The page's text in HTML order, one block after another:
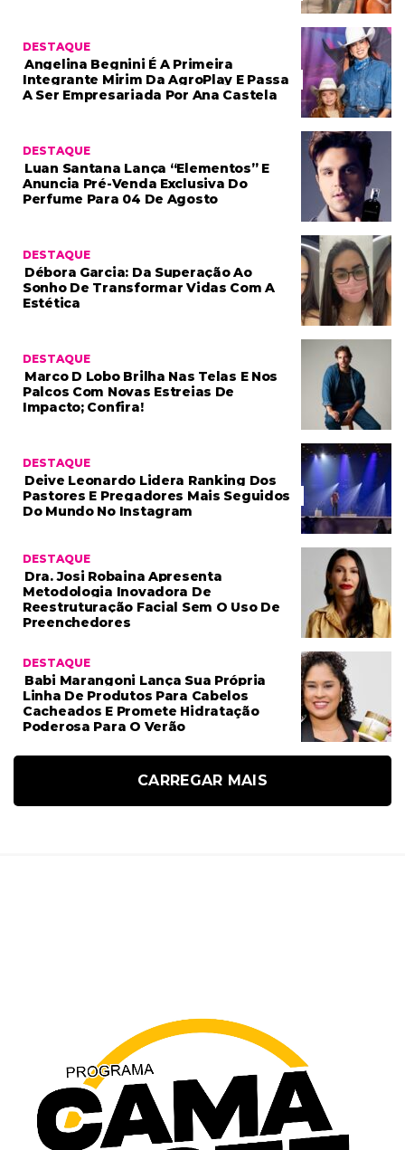
DESTAQUE
Angelina Begnini É A Primeira
Integrante Mirim Da AgroPlay E Passa
A Ser Empresariada Por Ana Castela
DESTAQUE
Luan Santana Lança “Elementos” E
Anuncia Pré-Venda Exclusiva Do
Perfume Para 04 De Agosto
DESTAQUE
Débora Garcia: Da Superação Ao
Sonho De Transformar Vidas Com A
Estética
DESTAQUE
Marco D Lobo Brilha Nas Telas E Nos
Palcos Com Novas Estreias De
Impacto; Confira!
DESTAQUE
Deive Leonardo Lidera Ranking Dos
Pastores E Pregadores Mais Seguidos
Do Mundo No Instagram
DESTAQUE
Dra. Josi Robaina Apresenta
Metodologia Inovadora De
Reestruturação Facial Sem O Uso De
Preenchedores
DESTAQUE
Babi Marangoni Lança Sua Própria
Linha De Produtos Para Cabelos
Cacheados E Promete Hidratação
Poderosa Para O Verão
CARREGAR MAIS